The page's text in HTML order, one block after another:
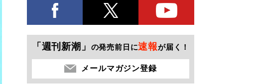
「週刊新潮」 の発売前日に速報が届く！
メールマガジン登録